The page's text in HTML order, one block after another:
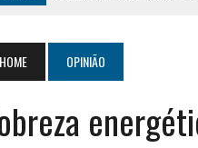
CASES DIVULGA
JULHO 26, 2026 | UM MARCO QUE
AGOSTO 6, 2026
UM ENTRE MUITOS
HOME OPINIÃO